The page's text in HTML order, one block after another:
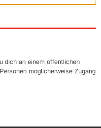
dich an einem öffentlichen
möglicherweise Zugang